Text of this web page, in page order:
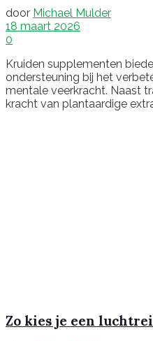
door Michael Mulder
18 maart 2026
0
Kruiden supplementen
ondersteuning bij het
mentale veerkracht. Naast
kracht van plantaardige
Zo kies je een